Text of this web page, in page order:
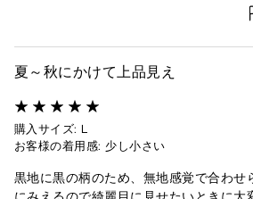
夏～秋にかけて上品見え
購入サイズ: L
お客様の着用感: 少し小さい
黒地に黒の柄のため、無地感覚で合わせ